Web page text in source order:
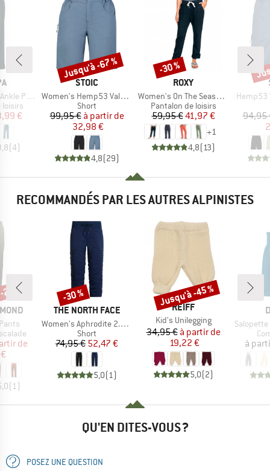
Pant
loisirs
réduit
€
(4)
MARQUE
STOIC
Article
Women's Hemp53 ValenSt. Shorts
Product group
Short
Prix
99,95 € Prix réduit
à partir de
32,98 €
4,8(29)
Remise
Jusqu'à -67 %
MARQUE
ROXY
Article
Women's On The Seashore Linen Cargo Trousers
Product group
Pantalon de loisirs
Prix
59,95 €Prix réduit
41,97 €
+1
4,8(13)
Remise
-30 %
Article
Hemp53
94,95
RECOMMANDÉS PAR LES AUTRES ALPINISTES
réduit
de
(1)
%
MARQUE
THE NORTH FACE
Article
Women's Aphrodite 2.0 Capri
Product group
Short
Prix
74,95 € Prix réduit
52,47 €
5,0(1)
Remise
-30 %
MARQUE
REIFF
Article
Kid's Unilegging
Prix
34,95 € Prix réduit
à partir de
19,22 €
5,0(2)
Remise
Jusqu'à -45 %
Article
Salopette en
à
QU'EN DITES-VOUS ?
POSEZ UNE QUESTION